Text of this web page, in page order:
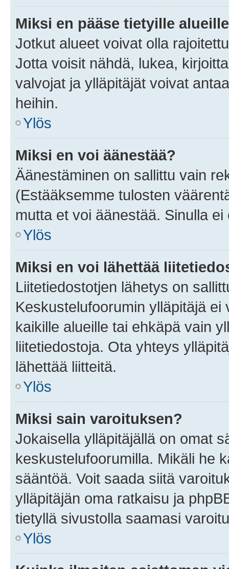
Miksi en pääse tietyille
Jotkut alueet voivat olla
Jotta voisit nähdä, lukea,
valvojat ja ylläpitäjät voivat
heihin.
Ylös
Miksi en voi äänestää?
Äänestäminen on sallittu vain
(Estääksemme tulosten
mutta et voi äänestää. Sinulla
Ylös
Miksi en voi lähettää
Liitetiedostotjen lähetys on
Keskustelufoorumin ylläpitäjä
kaikille alueille tai ehkäpä vain
liitetiedostoja. Ota yhteys
lähettää liitteitä.
Ylös
Miksi sain varoituksen?
Jokaisella ylläpitäjällä on omat
keskustelufoorumilla. Mikäli he
sääntöä. Voit saada siitä
ylläpitäjän oma ratkaisu ja
tietyllä sivustolla saamasi
Ylös